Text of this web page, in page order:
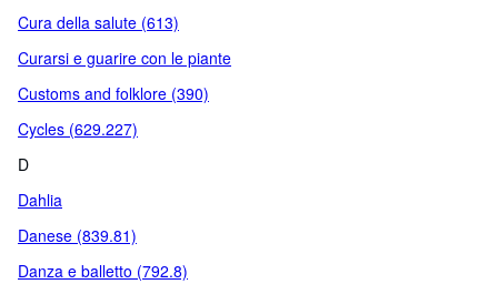
Cura della salute (613)
Curarsi e guarire con le piante
Customs and folklore (390)
Cycles (629.227)
D
Dahlia
Danese (839.81)
Danza e balletto (792.8)